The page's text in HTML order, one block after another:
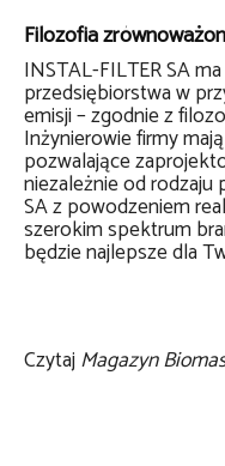
Filozofia
INSTAL-FILTER SA
przedsiębiorstwa w
emisji – zgodnie z
Inżynierowie firmy
pozwalające
niezależnie od rodzaju
SA z powodzeniem
szerokim spektrum
będzie najlepsze dla
CzytajMagazyn